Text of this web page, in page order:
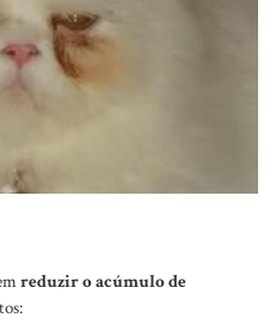
reduzir o acúmulo de